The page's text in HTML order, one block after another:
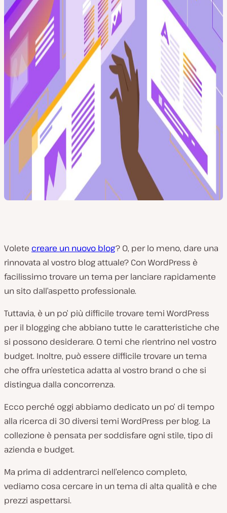
Volete creare un nuovo blog? O, per lo meno, dare una
rinnovata al vostro blog attuale? Con WordPress è
facilissimo trovare un tema per lanciare rapidamente
un sito dall’aspetto professionale.
Tuttavia, è un po’ più difficile trovare temi WordPress
per il blogging che abbiano tutte le caratteristiche che
si possono desiderare. O temi che rientrino nel vostro
budget. Inoltre, può essere difficile trovare un tema
che offra un’estetica adatta al vostro brand o che si
distingua dalla concorrenza.
Ecco perché oggi abbiamo dedicato un po’ di tempo
alla ricerca di 30 diversi temi WordPress per blog. La
collezione è pensata per soddisfare ogni stile, tipo di
azienda e budget.
Ma prima di addentrarci nell’elenco completo,
vediamo cosa cercare in un tema di alta qualità e che
prezzi aspettarsi.